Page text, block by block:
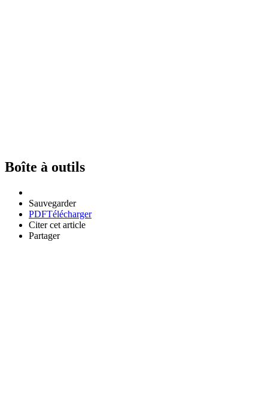
Boîte à outils
Sauvegarder
PDFTélécharger
Citer cet article
Partager